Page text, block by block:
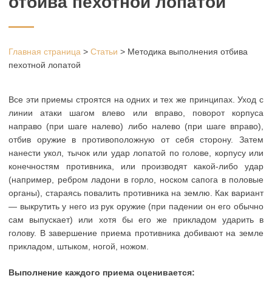
Главная страница > Статьи > Методика выполнения отбива
пехотной лопатой
Все эти приемы строятся на одних и тех же принципах. Уход с
линии атаки шагом влево или вправо, поворот корпуса
направо (при шаге налево) либо налево (при шаге вправо),
отбив оружие в противоположную от себя сторону. Затем
нанести укол, тычок или удар лопатой по голове, корпусу или
конечностям противника, или производят какой-либо удар
(например, ребром ладони в горло, носком сапога в половые
органы), стараясь повалить противника на землю. Как вариант
— выкрутить у него из рук оружие (при падении он его обычно
сам выпускает) или хотя бы его же прикладом ударить в
голову. В завершение приема противника добивают на земле
прикладом, штыком, ногой, ножом.
Выполнение каждого приема оценивается: